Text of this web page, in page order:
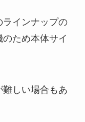
インナップの
ため本体サイ
しい場合もあ